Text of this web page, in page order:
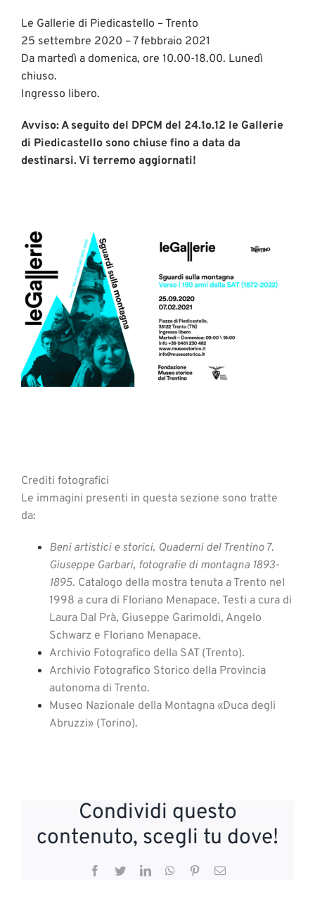
Le Gallerie di Piedicastello – Trento
25 settembre 2020 – 7 febbraio 2021
Da martedì a domenica, ore 10.00-18.00. Lunedì
chiuso.
Ingresso libero.
Avviso: A seguito del DPCM del 24.1o.12 le Gallerie
di Piedicastello sono chiuse fino a data da
destinarsi. Vi terremo aggiornati!
Crediti fotografici
Le immagini presenti in questa sezione sono tratte
da:
Beni artistici e storici. Quaderni del Trentino 7.
Giuseppe Garbari, fotografie di montagna 1893-
1895. Catalogo della mostra tenuta a Trento nel
1998 a cura di Floriano Menapace. Testi a cura di
Laura Dal Prà, Giuseppe Garimoldi, Angelo
Schwarz e Floriano Menapace.
Archivio Fotografico della SAT (Trento).
Archivio Fotografico Storico della Provincia
autonoma di Trento.
Museo Nazionale della Montagna «Duca degli
Abruzzi» (Torino).
Condividi questo
contenuto, scegli tu dove!
Facebook
TwitterLinkedInWhatsApp
PinterestEmail